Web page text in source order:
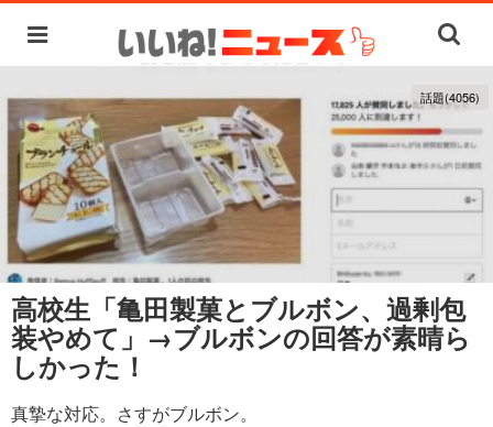
話題(4056)
高校生「亀田製菓とブルボン、過剰包
装やめて」→ブルボンの回答が素晴ら
しかった！
真摯な対応。さすがブルボン。